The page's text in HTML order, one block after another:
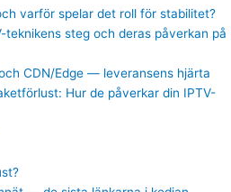
varför spelar det roll för stabilitet?
teknikens steg och deras påverkan på
CDN/Edge — leveransens hjärta
Hur de påverkar din IPTV-